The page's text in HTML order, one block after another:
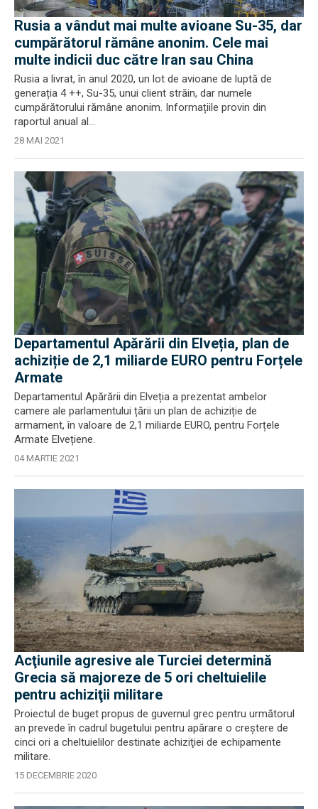
Rusia a vândut mai multe avioane Su-35, dar
cumpărătorul rămâne anonim. Cele mai
multe indicii duc către Iran sau China
Rusia a livrat, în anul 2020, un lot de avioane de luptă de
generația 4 ++, Su-35, unui client străin, dar numele
cumpărătorului rămâne anonim. Informațiile provin din
raportul anual al...
28 MAI 2021
Departamentul Apărării din Elveția, plan de
achiziție de 2,1 miliarde EURO pentru Forțele
Armate
Departamentul Apărării din Elveția a prezentat ambelor
camere ale parlamentului țării un plan de achiziție de
armament, în valoare de 2,1 miliarde EURO, pentru Forțele
Armate Elvețiene.
04 MARTIE 2021
Acţiunile agresive ale Turciei determină
Grecia să majoreze de 5 ori cheltuielile
pentru achiziţii militare
Proiectul de buget propus de guvernul grec pentru următorul
an prevede în cadrul bugetului pentru apărare o creştere de
cinci ori a cheltuielilor destinate achiziţiei de echipamente
militare.
15 DECEMBRIE 2020